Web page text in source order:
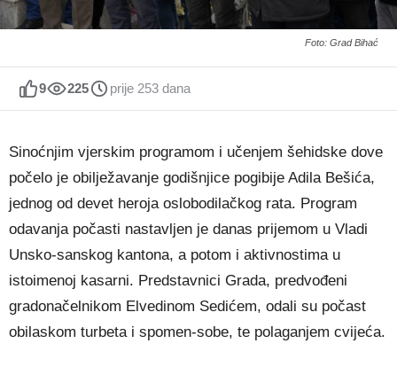
Foto: Grad Bihać
9 225 prije 253 dana
Sinoćnjim vjerskim programom i učenjem šehidske dove
počelo je obilježavanje godišnjice pogibije Adila Bešića,
jednog od devet heroja oslobodilačkog rata. Program
odavanja počasti nastavljen je danas prijemom u Vladi
Unsko-sanskog kantona, a potom i aktivnostima u
istoimenoj kasarni. Predstavnici Grada, predvođeni
gradonačelnikom Elvedinom Sedićem, odali su počast
obilaskom turbeta i spomen-sobe, te polaganjem cvijeća.